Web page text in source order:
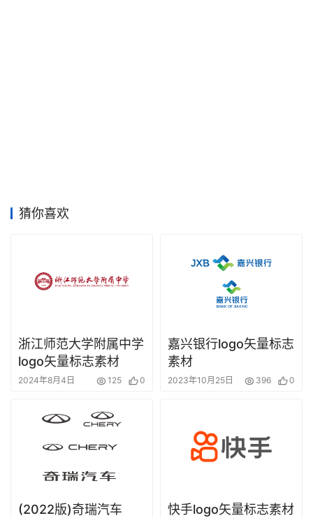
赛
猜你喜欢
浙江师范大学附属中学
logo矢量标志素材
2024年8月4日 125 0
嘉兴银行logo矢量标志
素材
2023年10月25日 396 0
(2022版)奇瑞汽车
快手logo矢量标志素材